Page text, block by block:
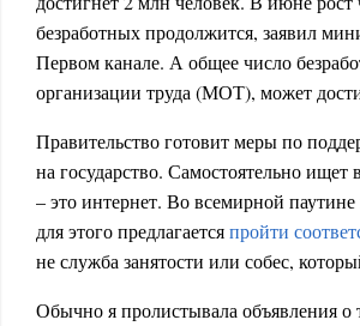
безработных продолжится, заявил
Первом канале. А общее число
организации труда (МОТ), может
Правительство готовит меры по
на государство. Самостоятельно
– это интернет. Во всемирной
для этого предлагаетсяпройти
не служба занятости или собес,
Обычно я пролистывала объявления о